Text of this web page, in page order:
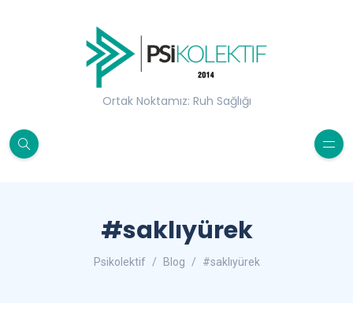
Ortak Noktamız: Ruh Sağlığı
#saklıyürek
Psikolektif Blog #saklıyürek